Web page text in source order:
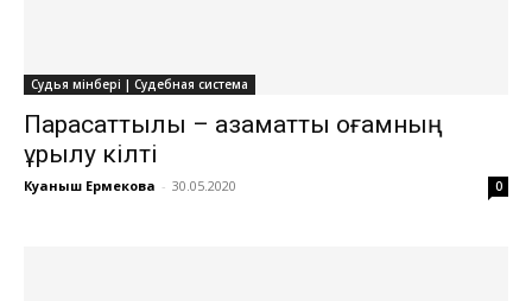
Судья мінбері | Судебная система
Парасаттылық – азаматтық қоғамның
құрылу кілті
Куаныш Ермекова - 30.05.2020 0